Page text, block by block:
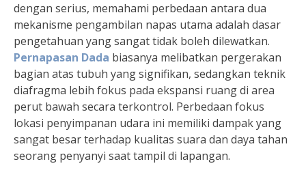
dengan serius, memahami perbedaan antara dua
mekanisme pengambilan napas utama adalah dasar
pengetahuan yang sangat tidak boleh dilewatkan.
Pernapasan Dada biasanya melibatkan pergerakan
bagian atas tubuh yang signifikan, sedangkan teknik
diafragma lebih fokus pada ekspansi ruang di area
perut bawah secara terkontrol. Perbedaan fokus
lokasi penyimpanan udara ini memiliki dampak yang
sangat besar terhadap kualitas suara dan daya tahan
seorang penyanyi saat tampil di lapangan.